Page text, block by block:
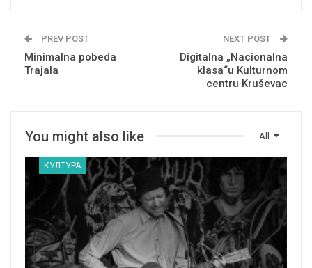
PREV POST
Minimalna pobeda
Trajala
NEXT POST
Digitalna „Nacionalna
klasa“u Kulturnom
centru Kruševac
All
You might also like
КУЛТУРА